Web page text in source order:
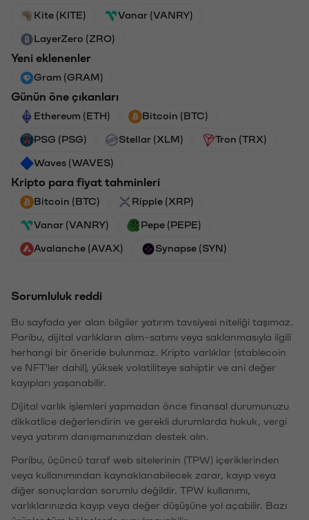
Kite (KITE) Vanar (VANRY)
LayerZero (ZRO)
Yeni eklenenler
Gram (GRAM)
Günün öne çıkanları
Ethereum (ETH) Bitcoin (BTC)
PSG (PSG) Stellar (XLM) Tron (TRX)
Waves (WAVES)
Kripto para fiyat tahminleri
Bitcoin (BTC) Ripple (XRP)
Vanar (VANRY) Pepe (PEPE)
Avalanche (AVAX) Synapse (SYN)
Sorumluluk reddi
Bu sayfada yer alan bilgiler yatırım tavsiyesi niteliği taşımaz.
Paribu, dijital varlıkların alım-satımı veya saklanmasıyla ilgili
herhangi bir öneride bulunmaz. Kripto varlıklar (stablecoin
ve NFT'ler dahil), yüksek volatiliteye sahiptir ve ani değer
kayıpları yaşanabilir.
Dijital varlık işlemleri yapmadan önce finansal durumunuzu
dikkatlice değerlendirin ve gerekli durumlarda hukuk, vergi
veya yatırım danışmanınızdan destek alın.
Paribu, üçüncü taraf web sitelerinin (TPW) içeriklerinden
veya kullanımından kaynaklanabilecek zarar, kayıp veya
diğer sonuçlardan sorumlu değildir. TPW kullanımı,
varlıklarınızda kayıp veya değer düşüşüne yol açabilir. Bazı